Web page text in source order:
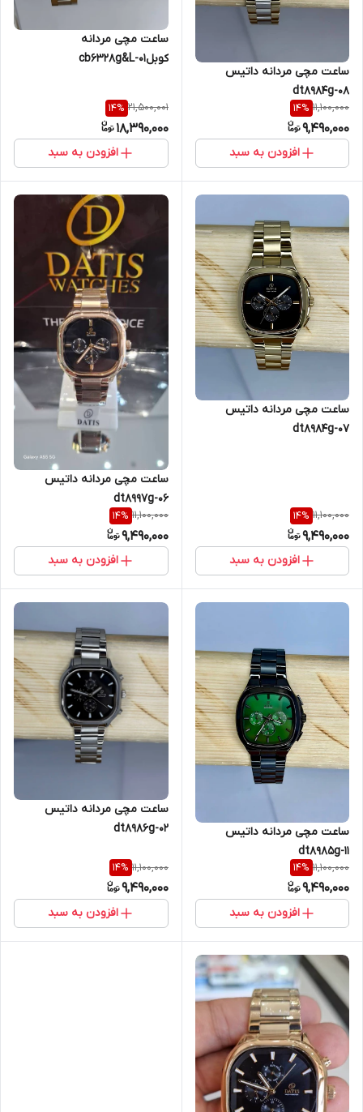
ساعت مچی مردانه داتیس
dt8984g-08
11,100,000
14%
9,490,000
افزودن به سبد
ساعت مچی مردانه
کوبلcb6328g&L-01
21,500,001
14%
18,390,000
افزودن به سبد
ساعت مچی مردانه داتیس
dt8984g-07
11,100,000
14%
9,490,000
افزودن به سبد
ساعت مچی مردانه داتیس
dt8997g-06
11,100,000
14%
9,490,000
افزودن به سبد
ساعت مچی مردانه داتیس
dt8985g-11
11,100,000
14%
9,490,000
افزودن به سبد
ساعت مچی مردانه داتیس
dt8986g-02
11,100,000
14%
9,490,000
افزودن به سبد